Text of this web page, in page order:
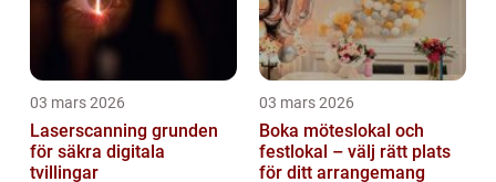
03 mars 2026
Laserscanning grunden
för säkra digitala
tvillingar
03 mars 2026
Boka möteslokal och
festlokal – välj rätt plats
för ditt arrangemang